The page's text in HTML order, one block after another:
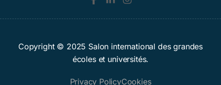
Copyright © 2025 Salon international des grandes
écoles et universités.
Privacy PolicyCookies